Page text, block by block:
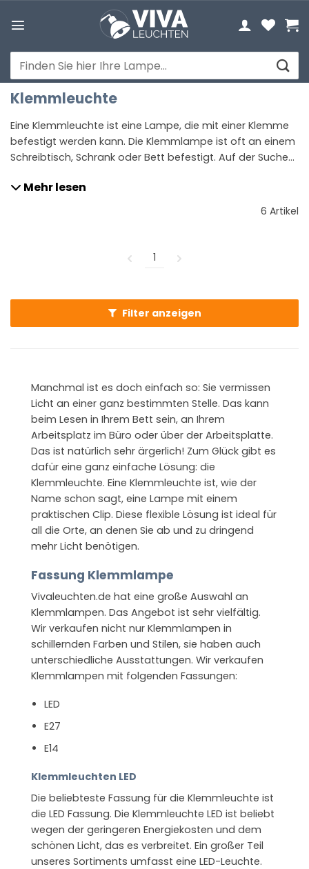
Inhalt
Suchen
nach:
Klemmleuchte
Eine Klemmleuchte ist eine Lampe, die mit einer Klemme
befestigt werden kann. Die Klemmlampe ist oft an einem
Schreibtisch, Schrank oder Bett befestigt. Auf der Suche
Auswahl!
Mehr lesen
6 Artikel
1
Filter anzeigen
Manchmal ist es doch einfach so: Sie vermissen
Licht an einer ganz bestimmten Stelle. Das kann
beim Lesen in Ihrem Bett sein, an Ihrem
Arbeitsplatz im Büro oder über der Arbeitsplatte.
Das ist natürlich sehr ärgerlich! Zum Glück gibt es
dafür eine ganz einfache Lösung: die
Klemmleuchte. Eine Klemmleuchte ist, wie der
Name schon sagt, eine Lampe mit einem
praktischen Clip. Diese flexible Lösung ist ideal für
all die Orte, an denen Sie ab und zu dringend
mehr Licht benötigen.
Fassung Klemmlampe
Vivaleuchten.de hat eine große Auswahl an
Klemmlampen. Das Angebot ist sehr vielfältig.
Wir verkaufen nicht nur Klemmlampen in
schillernden Farben und Stilen, sie haben auch
unterschiedliche Ausstattungen. Wir verkaufen
Klemmlampen mit folgenden Fassungen:
LED
E27
E14
Klemmleuchten LED
Die beliebteste Fassung für die Klemmleuchte ist
die LED Fassung. Die Klemmleuchte LED ist beliebt
wegen der geringeren Energiekosten und dem
schönen Licht, das es verbreitet. Ein großer Teil
unseres Sortiments umfasst eine LED-Leuchte.